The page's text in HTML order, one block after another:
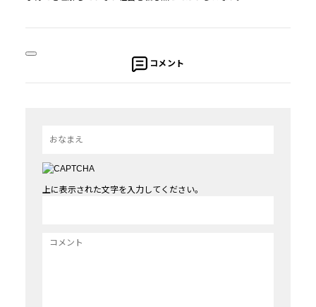
コメント
上に表示された文字を入力してください。